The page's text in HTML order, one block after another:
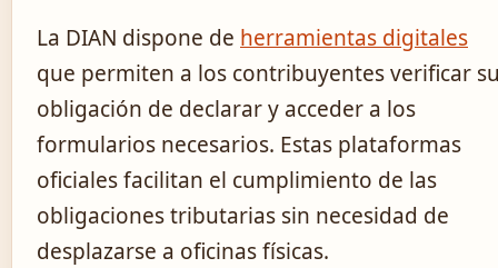
La DIAN dispone de herramientas digitales
que permiten a los contribuyentes verificar
obligación de declarar y acceder a los
formularios necesarios. Estas plataformas
oficiales facilitan el cumplimiento de las
obligaciones tributarias sin necesidad de
desplazarse a oficinas físicas.